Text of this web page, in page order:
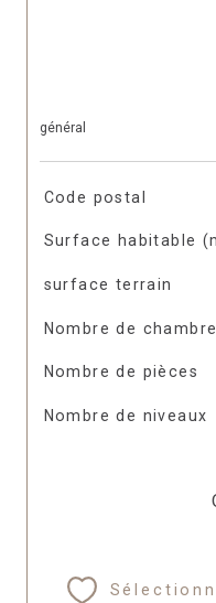
général
Code postal
Surface habitable
surface terrain
Nombre de
Nombre de pièces
Nombre de niveaux